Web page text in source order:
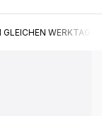
WERKTAG*